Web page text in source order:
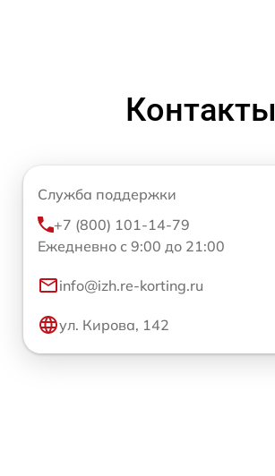
Контакты
Служба поддержки
+7 (800) 101-14-79
Ежедневно с 9:00 до 21:00
info@izh.re-korting.ru
ул. Кирова, 142